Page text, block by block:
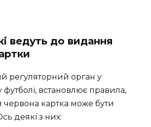
ведуть до видання
регуляторний орган у
встановлює правила,
червона картка може бути
деякі з них: